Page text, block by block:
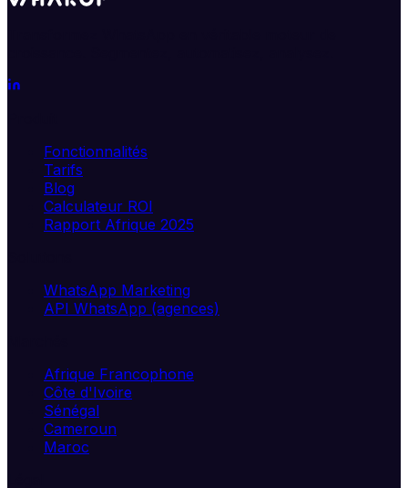
Fonctionnalités
Tarifs
Blog
Calculateur ROI
Rapport Afrique 2025
WhatsApp Marketing
API WhatsApp (agences)
Afrique Francophone
Côte d'Ivoire
Sénégal
Cameroun
Maroc